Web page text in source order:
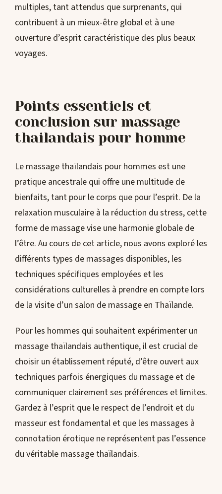
multiples, tant attendus que surprenants, qui
contribuent à un mieux-être global et à une
ouverture d’esprit caractéristique des plus beaux
voyages.
Points essentiels et
conclusion sur massage
thailandais pour homme
Le massage thaïlandais pour hommes est une
pratique ancestrale qui offre une multitude de
bienfaits, tant pour le corps que pour l’esprit. De la
relaxation musculaire à la réduction du stress, cette
forme de massage vise une harmonie globale de
l’être. Au cours de cet article, nous avons exploré les
différents types de massages disponibles, les
techniques spécifiques employées et les
considérations culturelles à prendre en compte lors
de la visite d’un salon de massage en Thaïlande.
Pour les hommes qui souhaitent expérimenter un
massage thaïlandais authentique, il est crucial de
choisir un établissement réputé, d’être ouvert aux
techniques parfois énergiques du massage et de
communiquer clairement ses préférences et limites.
Gardez à l’esprit que le respect de l’endroit et du
masseur est fondamental et que les massages à
connotation érotique ne représentent pas l’essence
du véritable massage thaïlandais.